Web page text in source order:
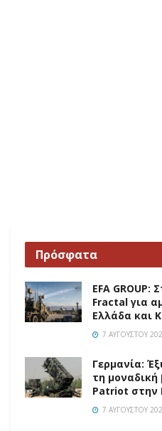
Πρόσφατα
EFA
Fractal για
Ελλάδα και
7 ΑΥΓΟΎΣΤΟΥ
Γερμανία:
τη
Patriot στην
7 ΑΥΓΟΎΣΤΟΥ